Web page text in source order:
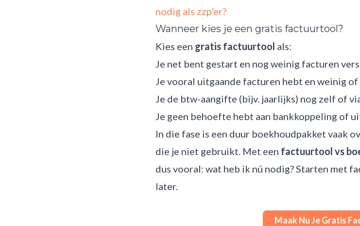
nodig als zzp'er?
Wanneer kies je een gratis factuurtool?
Kies een gratis factuurtool als:
Je net bent gestart en nog weinig facturen
Je vooral uitgaande facturen hebt en weinig of
Je de btw-aangifte (bijv. jaarlijks) nog zelf of
Je geen behoefte hebt aan bankkoppeling of
In die fase is een duur boekhoudpakket vaak
die je niet gebruikt. Met een factuurtool vs
dus vooral: wat heb ik nú nodig? Starten met
later.
Maak Nu Je Gratis